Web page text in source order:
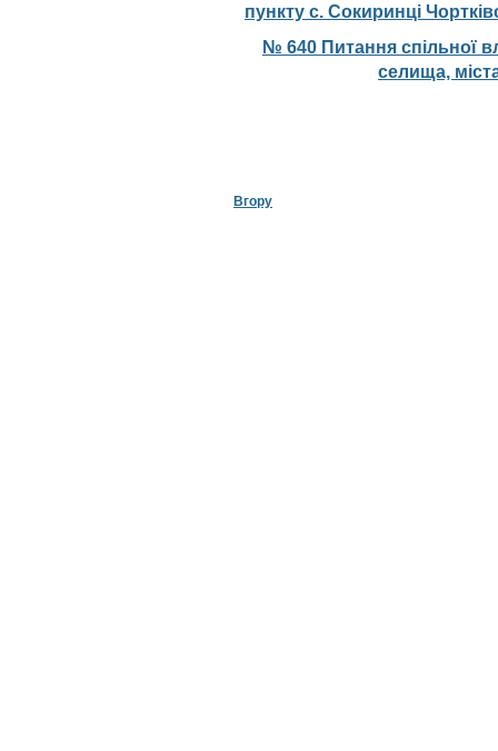
пункту с. Сокиринці
№ 640 Питання спільної
селища,
Вгору